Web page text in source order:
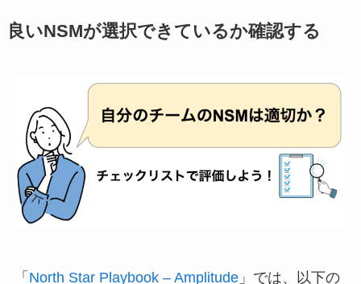
良いNSMが選択できているか確認する
「 North Star Playbook – Amplitude」では、以下の